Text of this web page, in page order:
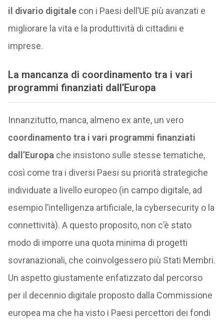
il divario digitalecon i Paesi dell’UE più avanzati e
migliorare la vita e la produttività di cittadini e
imprese.
La mancanza di coordinamento tra i vari
programmi finanziati dall’Europa
Innanzitutto, manca, almeno ex ante, un vero
coordinamento tra i vari programmi finanziati
dall’Europa che insistono sulle stesse tematiche,
così come tra i diversi Paesi su priorità strategiche
individuate a livello europeo (in campo digitale, ad
esempio l’intelligenza artificiale, la cybersecurity o la
connettività). A questo proposito, non c’è stato
modo di imporre una quota minima di progetti
sovranazionali, che coinvolgessero più Stati Membri.
Un aspetto giustamente enfatizzato dal percorso
per il decennio digitale proposto dalla Commissione
europea ma che ha visto i Paesi percettori dei fondi